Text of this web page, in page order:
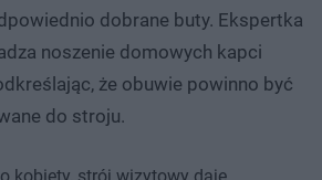
dobrane buty. Ekspertka
noszenie domowych kapci
że obuwie powinno być
do stroju.
kobiety, strój wizytowy daje